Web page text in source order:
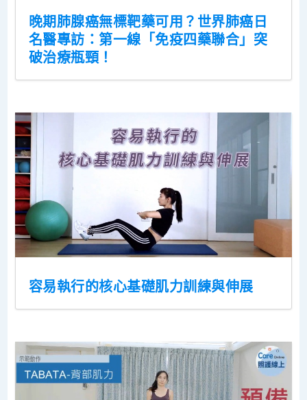
晚期肺腺癌無標靶藥可用？世界肺癌日
名醫專訪：第一線「免疫四藥聯合」突
破治療瓶頸！
容易執行的核心基礎肌力訓練與伸展